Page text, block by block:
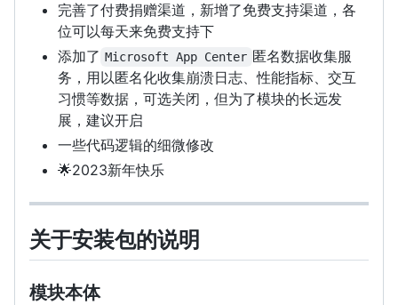
完善了付费捐赠渠道，新增了免费支持渠道，各
位可以每天来免费支持下
添加了 Microsoft App Center 匿名数据收集服
务，用以匿名化收集崩溃日志、性能指标、交互
习惯等数据，可选关闭，但为了模块的长远发
展，建议开启
一些代码逻辑的细微修改
🌟2023新年快乐
关于安装包的说明
模块本体